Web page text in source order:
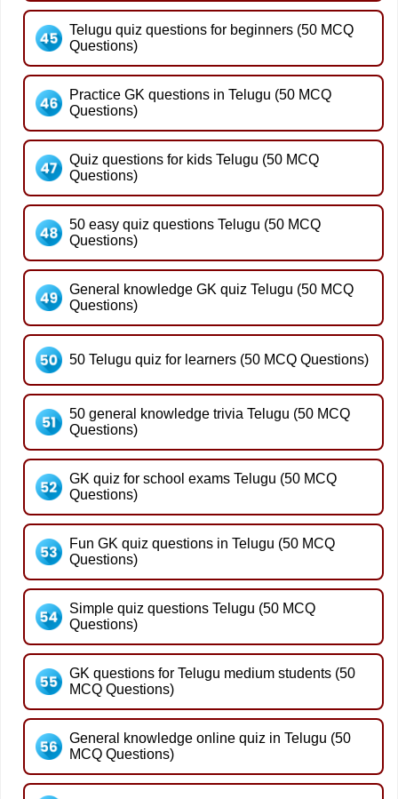
Telugu quiz questions for beginners (50 MCQ
Questions)
Practice GK questions in Telugu (50 MCQ
Questions)
Quiz questions for kids Telugu (50 MCQ
Questions)
50 easy quiz questions Telugu (50 MCQ
Questions)
General knowledge GK quiz Telugu (50 MCQ
Questions)
50 Telugu quiz for learners (50 MCQ Questions)
50 general knowledge trivia Telugu (50 MCQ
Questions)
GK quiz for school exams Telugu (50 MCQ
Questions)
Fun GK quiz questions in Telugu (50 MCQ
Questions)
Simple quiz questions Telugu (50 MCQ
Questions)
GK questions for Telugu medium students (50
MCQ Questions)
General knowledge online quiz in Telugu (50
MCQ Questions)